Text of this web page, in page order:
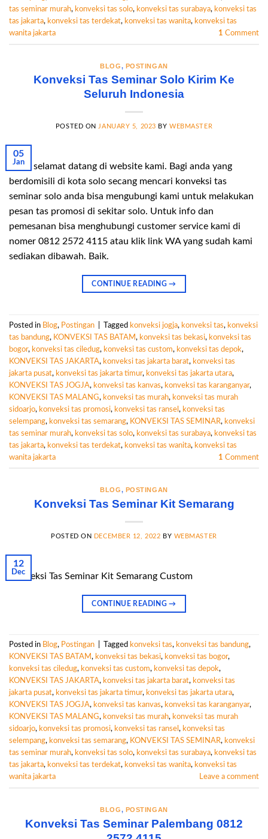
tas seminar murah, konveksi tas solo, konveksi tas surabaya, konveksi tas
tas jakarta, konveksi tas terdekat, konveksi tas wanita, konveksi tas
wanita jakarta
1 Comment
BLOG, POSTINGAN
Konveksi Tas Seminar Solo Kirim Ke
Seluruh Indonesia
POSTED ON JANUARY 5, 2023 BYWEBMASTER
05
Jan
Hallo selamat datang di website kami. Bagi anda yang
berdomisili di kota solo secang mencari konveksi tas
seminar solo anda bisa mengubungi kami untuk melakukan
pesan tas promosi di sekitar solo. Untuk info dan
pemesanan bisa menghubungi customer service kami di
nomer 0812 2572 4115 atau klik link WA yang sudah kami
sediakan dibawah. Baik.
CONTINUE READING→
Posted in Blog, Postingan Tagged konveksi jogja, konveksi tas, konveksi
tas bandung, KONVEKSI TAS BATAM, konveksi tas bekasi, konveksi tas
bogor, konveksi tas ciledug, konveksi tas custom, konveksi tas depok,
KONVEKSI TAS JAKARTA, konveksi tas jakarta barat, konveksi tas
jakarta pusat, konveksi tas jakarta timur, konveksi tas jakarta utara,
KONVEKSI TAS JOGJA, konveksi tas kanvas, konveksi tas karanganyar,
KONVEKSI TAS MALANG, konveksi tas murah, konveksi tas murah
sidoarjo, konveksi tas promosi, konveksi tas ransel , konveksi tas
selempang, konveksi tas semarang, KONVEKSI TAS SEMINAR, konveksi
tas seminar murah, konveksi tas solo, konveksi tas surabaya, konveksi tas
tas jakarta, konveksi tas terdekat, konveksi tas wanita, konveksi tas
wanita jakarta
1 Comment
BLOG, POSTINGAN
Konveksi Tas Seminar Kit Semarang
POSTED ON DECEMBER 12, 2022 BY WEBMASTER
12
Dec
Konveksi Tas Seminar Kit Semarang Custom
CONTINUE READING→
Posted in Blog, Postingan Tagged konveksi tas, konveksi tas bandung,
KONVEKSI TAS BATAM, konveksi tas bekasi, konveksi tas bogor,
konveksi tas ciledug, konveksi tas custom, konveksi tas depok,
KONVEKSI TAS JAKARTA, konveksi tas jakarta barat, konveksi tas
jakarta pusat, konveksi tas jakarta timur, konveksi tas jakarta utara,
KONVEKSI TAS JOGJA, konveksi tas kanvas, konveksi tas karanganyar,
KONVEKSI TAS MALANG, konveksi tas murah, konveksi tas murah
sidoarjo, konveksi tas promosi, konveksi tas ransel , konveksi tas
selempang, konveksi tas semarang, KONVEKSI TAS SEMINAR, konveksi
tas seminar murah, konveksi tas solo, konveksi tas surabaya, konveksi tas
tas jakarta, konveksi tas terdekat, konveksi tas wanita, konveksi tas
wanita jakarta
Leave a comment
BLOG, POSTINGAN
Konveksi Tas Seminar Palembang 0812